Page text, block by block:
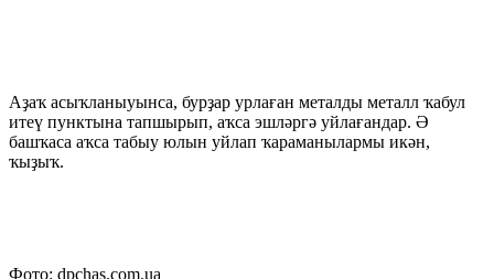
Аҙаҡ асыҡланыуынса, бурҙар урлаған металды металл ҡабул
итеү пунктына тапшырып, аҡса эшләргә уйлағандар. Ә
башҡаса аҡса табыу юлын уйлап ҡараманылармы икән,
ҡыҙыҡ.
Фото: dpchas.com.ua